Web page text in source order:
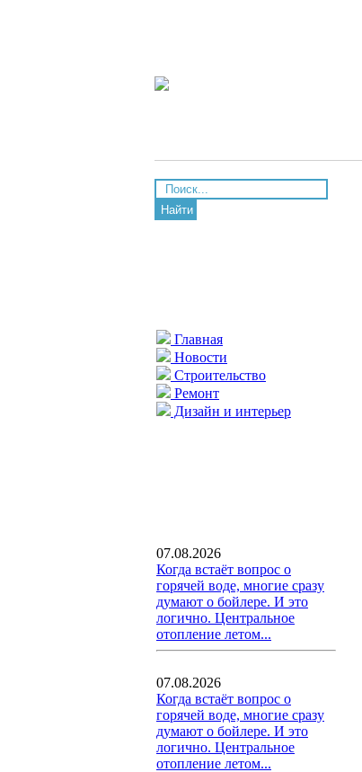
Найти
Главная
Новости
Строительство
Ремонт
Дизайн и интерьер
07.08.2026
Когда встаёт вопрос о
горячей воде, многие сразу
думают о бойлере. И это
логично. Центральное
отопление летом...
07.08.2026
Когда встаёт вопрос о
горячей воде, многие сразу
думают о бойлере. И это
логично. Центральное
отопление летом...